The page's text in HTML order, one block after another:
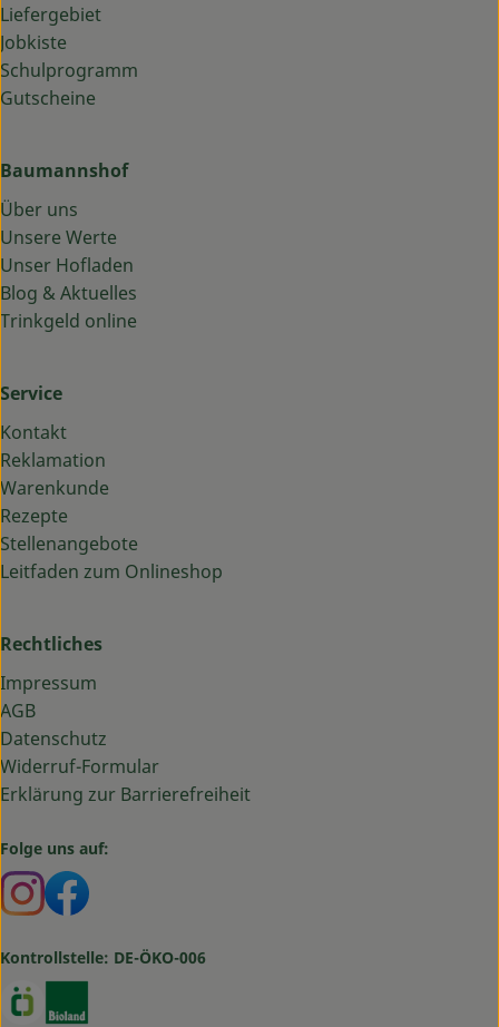
Liefergebiet
Jobkiste
Schulprogramm
Gutscheine
Baumannshof
Über uns
Unsere Werte
Unser Hofladen
Blog & Aktuelles
Trinkgeld online
Service
Kontakt
Reklamation
Warenkunde
Rezepte
Stellenangebote
Leitfaden zum Onlineshop
Rechtliches
Impressum
AGB
Datenschutz
Widerruf-Formular
Erklärung zur Barrierefreiheit
Folge uns auf:
Externer Link zu https://www.instagram.com/
Externer Link zu https://www.facebook.com/
Kontrollstelle: DE-ÖKO-006